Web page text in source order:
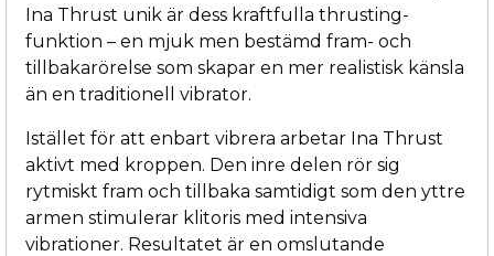
Ina Thrust unik är dess kraftfulla thrusting-
funktion – en mjuk men bestämd fram- och
tillbakarörelse som skapar en mer realistisk känsla
än en traditionell vibrator.
Istället för att enbart vibrera arbetar Ina Thrust
aktivt med kroppen. Den inre delen rör sig
rytmiskt fram och tillbaka samtidigt som den yttre
armen stimulerar klitoris med intensiva
vibrationer. Resultatet är en omslutande